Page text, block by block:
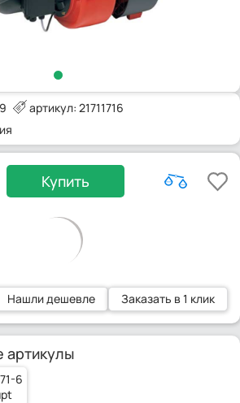
артикул: 21711716
Купить
Нашли дешевле Заказать в 1 клик
артикулы
6